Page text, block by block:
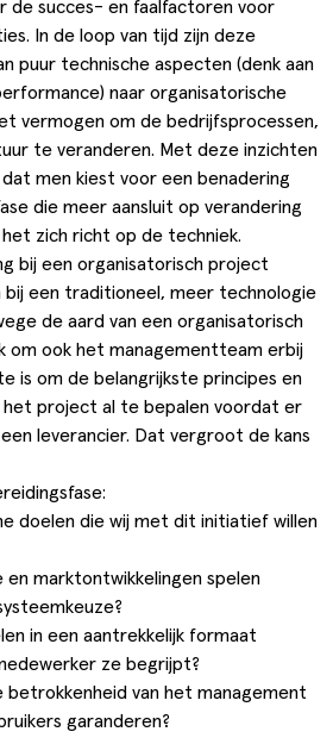
de succes- en faalfactoren voor
In de loop van tijd zijn deze
puur technische aspecten (denk aan
naar organisatorische
vermogen om de bedrijfsprocessen,
te veranderen. Met deze inzichten
men kiest voor een benadering
die meer aansluit op verandering
zich richt op de techniek.
bij een organisatorisch project
bij een traditioneel, meer technologie
de aard van een organisatorisch
om ook het managementteam erbij
is om de belangrijkste principes en
het project al te bepalen voordat er
leverancier. Dat vergroot de kans
doelen die wij met dit initiatief willen
en marktontwikkelingen spelen
in een aantrekkelijk formaat
ze begrijpt?
betrokkenheid van het management
garanderen?